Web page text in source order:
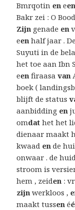
Bmrqotin en een
Bakr zei : O
Zijn genade en
een half jaar .
Suyuti in de
het toe aan Ibn
een firaasavan
boek (
blijft de status
aanbidding en
omdat het het
dienaar maakt
kwaad en de
onwaar . de
stroom is
hem , zeiden :
zijn werkloos ,
maakt tussen é